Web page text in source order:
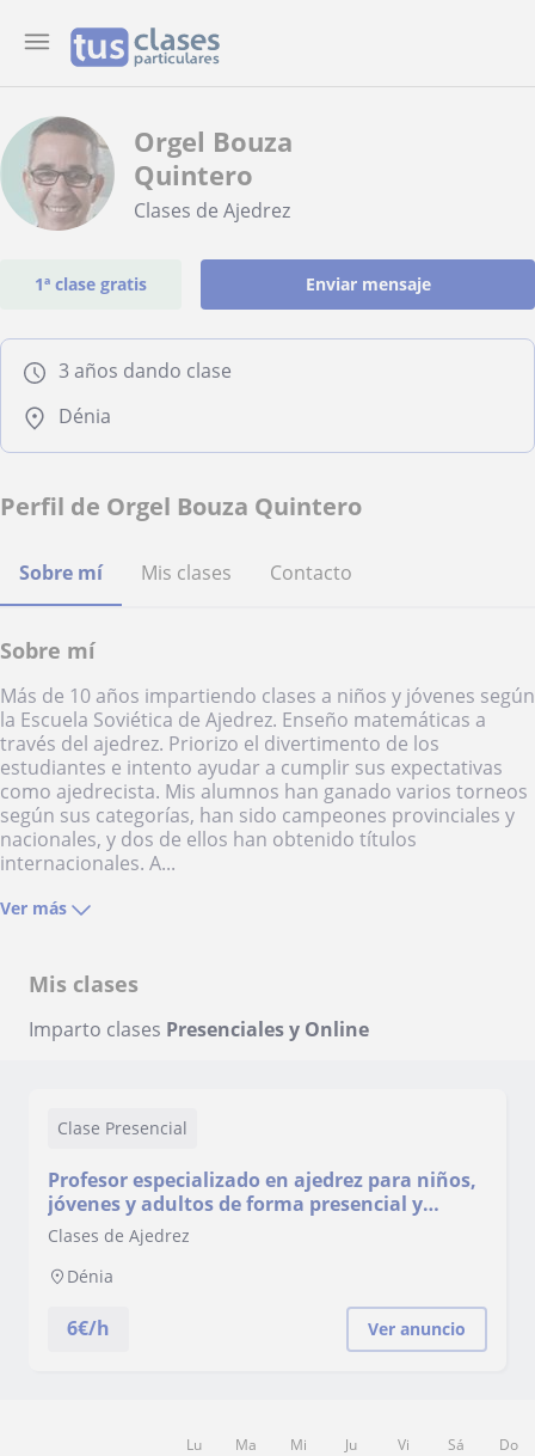
Orgel Bouza
Quintero
Clases de Ajedrez
1ª clase gratis Enviar mensaje
3 años dando clase
Dénia
Perfil de Orgel Bouza Quintero
Sobre mí Mis clases Contacto
Sobre mí
Más de 10 años impartiendo clases a niños y jóvenes según
la Escuela Soviética de Ajedrez. Enseño matemáticas a
través del ajedrez. Priorizo el divertimento de los
estudiantes e intento ayudar a cumplir sus expectativas
como ajedrecista. Mis alumnos han ganado varios torneos
según sus categorías, han sido campeones provinciales y
nacionales, y dos de ellos han obtenido títulos
internacionales. A...
Ver más
Mis clases
Imparto clases Presenciales y Online
Clase Presencial
Profesor especializado en ajedrez para niños,
jóvenes y adultos de forma presencial y
online
Clases de Ajedrez
Dénia
6€/h Ver anuncio
Lu Ma Mi Ju Vi Sá Do